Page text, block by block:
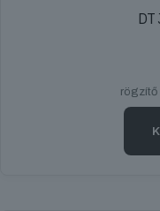
DT
rögzítő